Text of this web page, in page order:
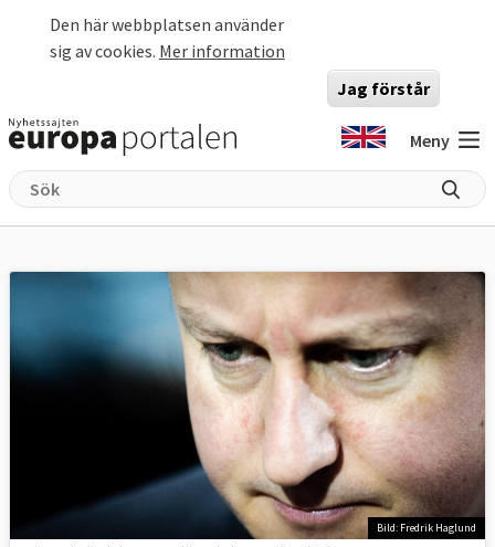
Den här webbplatsen använder
sig av cookies. Mer information
Jag förstår
Meny
Bild: Fredrik Haglund